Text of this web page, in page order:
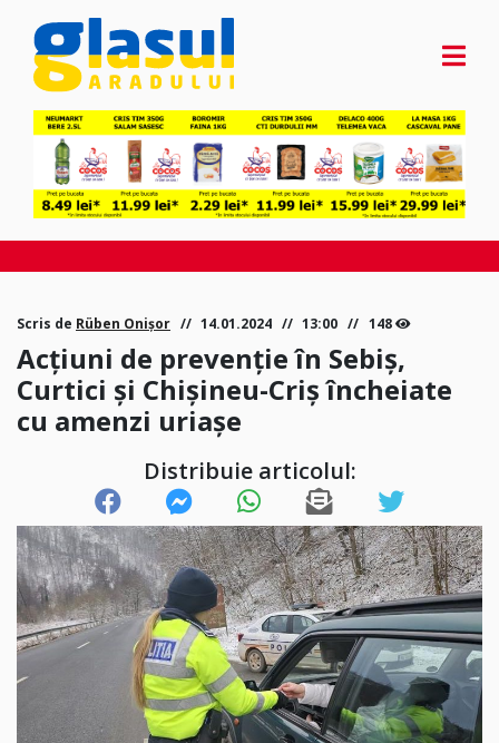
Scris de Rüben Onișor 14.01.2024 13:00 148
Acțiuni de prevenție în Sebiș,
Curtici și Chișineu-Criș încheiate
cu amenzi uriașe
Distribuie articolul: